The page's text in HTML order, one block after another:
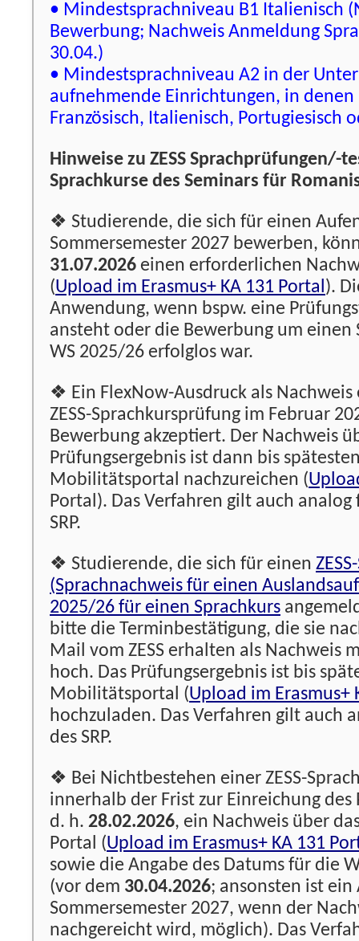
• Mindestsprachniveau B1 Italienisch
Bewerbung; Nachweis Anmeldung
30.04.)
• Mindestsprachniveau A2 in der
aufnehmende Einrichtungen, in denen
Französisch, Italienisch, Portugiesisch
Hinweise zu ZESS Sprachprüfungen/-
Sprachkurse des Seminars für
❖ Studierende, die sich für einen
Sommersemester 2027 bewerben,
31.07.2026 einen erforderlichen
(Upload im Erasmus+ KA 131 Portal).
Anwendung, wenn bspw. eine
ansteht oder die Bewerbung um einen
WS 2025/26 erfolglos war.
❖ Ein FlexNow-Ausdruck als
ZESS-Sprachkursprüfung im Februar
Bewerbung akzeptiert. Der Nachweis
Prüfungsergebnis ist dann bis
Mobilitätsportal nachzureichen (
Portal). Das Verfahren gilt auch analog
SRP.
❖ Studierende, die sich für einen
(Sprachnachweis für einen
2025/26 für einen Sprachkurs
bitte die Terminbestätigung, die sie
Mail vom ZESS erhalten als Nachweis
hoch. Das Prüfungsergebnis ist bis
Mobilitätsportal (Upload im Erasmus+
hochzuladen. Das Verfahren gilt auch
des SRP.
❖ Bei Nichtbestehen einer ZESS-
innerhalb der Frist zur Einreichung des
d. h. 28.02.2026, ein Nachweis über
Portal (Upload im Erasmus+ KA 131
sowie die Angabe des Datums für die
(vor dem 30.04.2026; ansonsten ist ein
Sommersemester 2027, wenn der
nachgereicht wird, möglich). Das